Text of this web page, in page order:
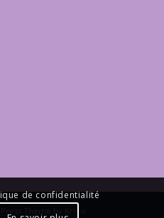
Theme by Kriesi
de confidentialité